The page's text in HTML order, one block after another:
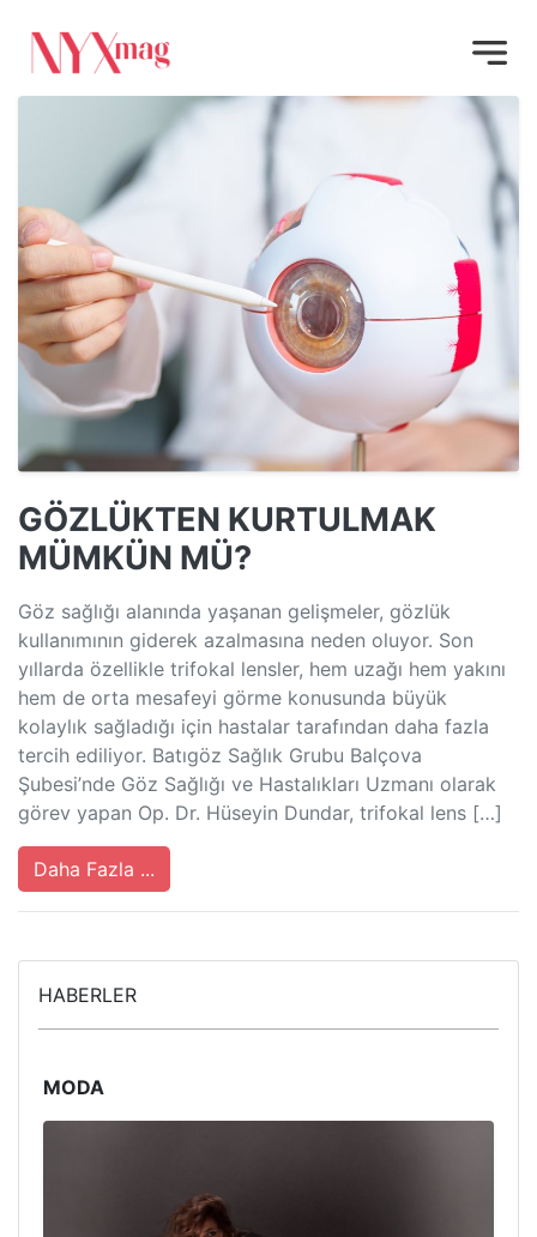
GÖZLÜKTEN KURTULMAK
MÜMKÜN MÜ?
Göz sağlığı alanında yaşanan gelişmeler, gözlük
kullanımının giderek azalmasına neden oluyor. Son
yıllarda özellikle trifokal lensler, hem uzağı hem yakını
hem de orta mesafeyi görme konusunda büyük
kolaylık sağladığı için hastalar tarafından daha fazla
tercih ediliyor. Batıgöz Sağlık Grubu Balçova
Şubesi’nde Göz Sağlığı ve Hastalıkları Uzmanı olarak
görev yapan Op. Dr. Hüseyin Dundar, trifokal lens […]
Daha Fazla ...
HABERLER
MODA